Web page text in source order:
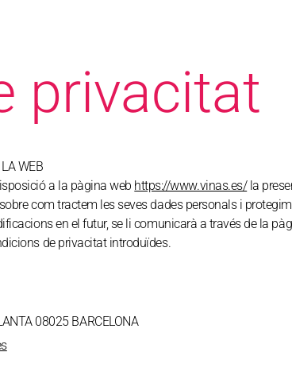
privacitat
WEB
a la pàgina web https://www.vinas.es/la
com tractem les seves dades personals i
en el futur, se li comunicarà a través de la
de privacitat introduïdes.
08025 BARCELONA